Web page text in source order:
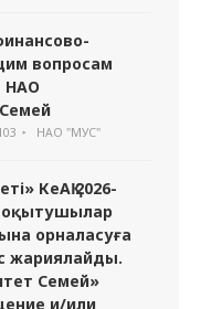
вопросам
НАО
НАО "МУС"
КеАҚ 2026-
оқытушылар
орналасуға
жариялайды.
Семей»
и/или